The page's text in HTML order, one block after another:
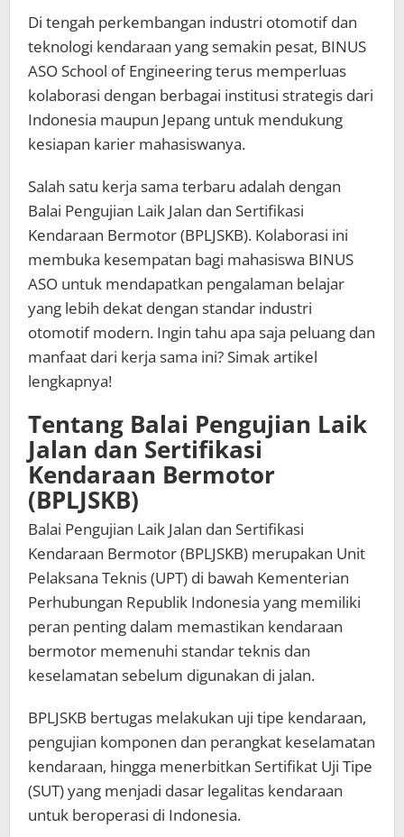
Di tengah perkembangan industri otomotif dan
teknologi kendaraan yang semakin pesat, BINUS
ASO School of Engineering terus memperluas
kolaborasi dengan berbagai institusi strategis dari
Indonesia maupun Jepang untuk mendukung
kesiapan karier mahasiswanya.
Salah satu kerja sama terbaru adalah dengan
Balai Pengujian Laik Jalan dan Sertifikasi
Kendaraan Bermotor (BPLJSKB). Kolaborasi ini
membuka kesempatan bagi mahasiswa BINUS
ASO untuk mendapatkan pengalaman belajar
yang lebih dekat dengan standar industri
otomotif modern. Ingin tahu apa saja peluang dan
manfaat dari kerja sama ini? Simak artikel
lengkapnya!
Tentang Balai Pengujian Laik
Jalan dan Sertifikasi
Kendaraan Bermotor
(BPLJSKB)
Balai Pengujian Laik Jalan dan Sertifikasi
Kendaraan Bermotor (BPLJSKB) merupakan Unit
Pelaksana Teknis (UPT) di bawah Kementerian
Perhubungan Republik Indonesia yang memiliki
peran penting dalam memastikan kendaraan
bermotor memenuhi standar teknis dan
keselamatan sebelum digunakan di jalan.
BPLJSKB bertugas melakukan uji tipe kendaraan,
pengujian komponen dan perangkat keselamatan
kendaraan, hingga menerbitkan Sertifikat Uji Tipe
(SUT) yang menjadi dasar legalitas kendaraan
untuk beroperasi di Indonesia.